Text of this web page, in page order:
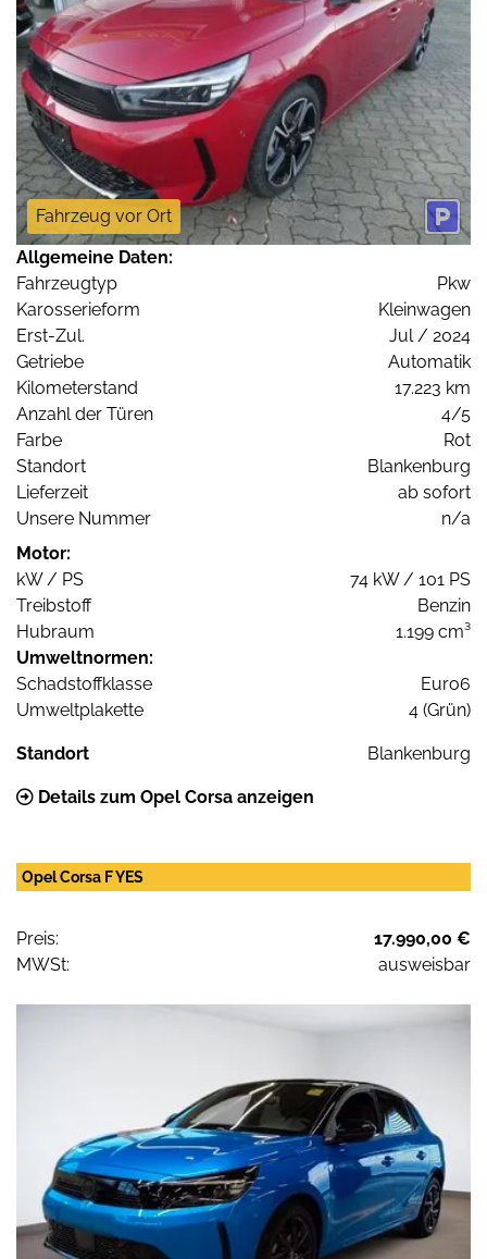
Fahrzeug vor Ort
Allgemeine Daten:
Fahrzeugtyp
Pkw
Karosserieform
Kleinwagen
Erst-Zul.
Jul / 2024
Getriebe
Automatik
Kilometerstand
17.223 km
Anzahl der Türen
4/5
Farbe
Rot
Standort
Blankenburg
Lieferzeit
ab sofort
Unsere Nummer
n/a
Motor:
kW / PS
74 kW / 101 PS
Treibstoff
Benzin
Hubraum
1.199 cm³
Umweltnormen:
Schadstoffklasse
Euro6
Umweltplakette
4 (Grün)
Standort Blankenburg
Details zum Opel Corsa anzeigen
Opel Corsa F YES
Preis:
17.990,00 €
MWSt:
ausweisbar